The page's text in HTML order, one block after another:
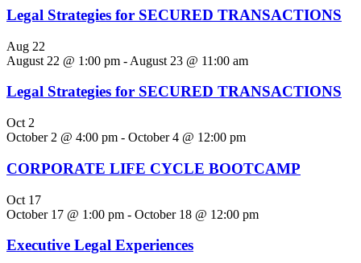
Legal Strategies for SECURED TRANSACTIONS
Aug 22
August 22 @ 1:00 pm - August 23 @ 11:00 am
Legal Strategies for SECURED TRANSACTIONS
Oct 2
October 2 @ 4:00 pm - October 4 @ 12:00 pm
CORPORATE LIFE CYCLE BOOTCAMP
Oct 17
October 17 @ 1:00 pm - October 18 @ 12:00 pm
Executive Legal Experiences